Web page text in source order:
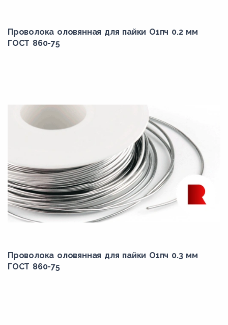
Проволока оловянная для пайки О1пч 0.2 мм
ГОСТ 860-75
Проволока оловянная для пайки О1пч 0.3 мм
ГОСТ 860-75